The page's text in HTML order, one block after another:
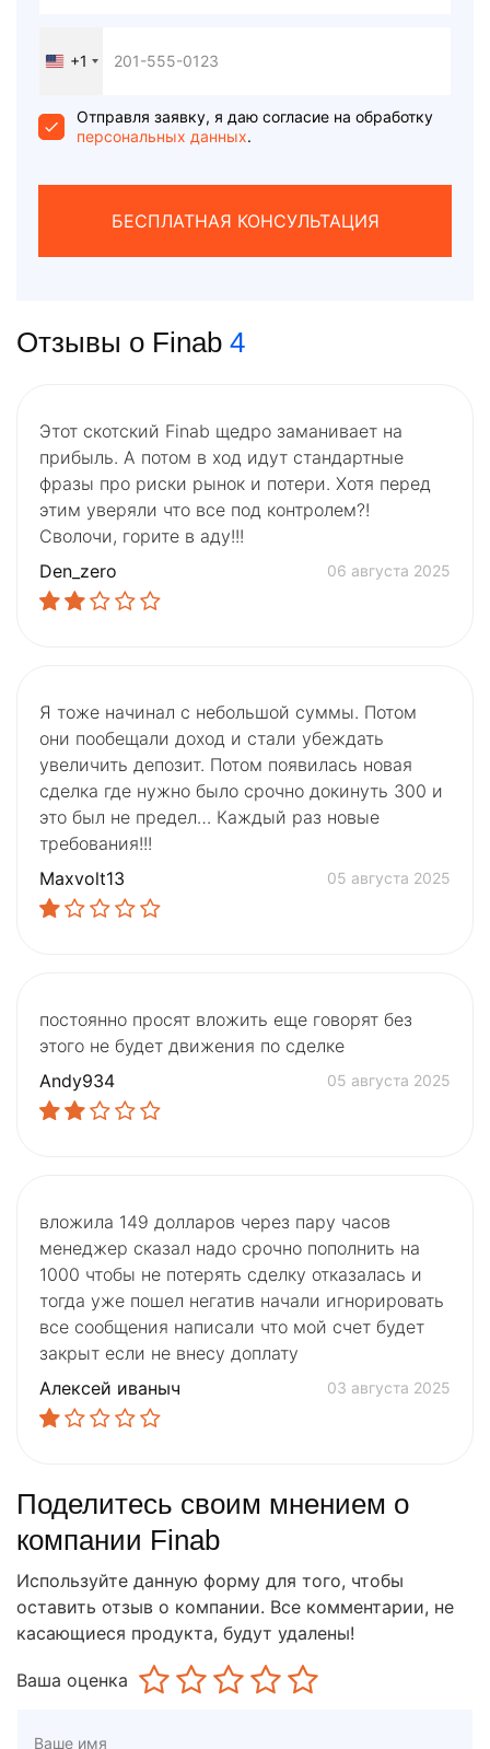
United
+1
+1
Отправля заявку, я даю согласие на обработку
персональных данных.
БЕСПЛАТНАЯ КОНСУЛЬТАЦИЯ
Отзывы о Finab 4
Этот скотский Finab щедро заманивает на
прибыль. А потом в ход идут стандартные
фразы про риски рынок и потери. Хотя перед
этим уверяли что все под контролем?!
Сволочи, горите в аду!!!
Den_zero
06 августа 2025
Я тоже начинал с небольшой суммы. Потом
они пообещали доход и стали убеждать
увеличить депозит. Потом появилась новая
сделка где нужно было срочно докинуть 300 и
это был не предел… Каждый раз новые
требования!!!
Maxvolt13
05 августа 2025
постоянно просят вложить еще говорят без
этого не будет движения по сделке
Andy934
05 августа 2025
вложила 149 долларов через пару часов
менеджер сказал надо срочно пополнить на
1000 чтобы не потерять сделку отказалась и
тогда уже пошел негатив начали игнорировать
все сообщения написали что мой счет будет
закрыт если не внесу доплату
Алексей иваныч
03 августа 2025
Поделитесь своим мнением о
компании Finab
Используйте данную форму для того, чтобы
оставить отзыв о компании. Все комментарии, не
касающиеся продукта, будут удалены!
Ваша оценка